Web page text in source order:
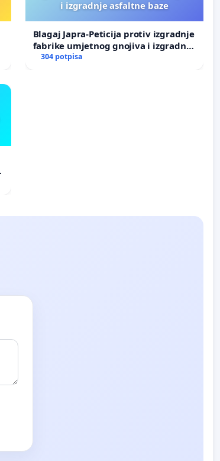
i izgradnje asfaltne baze
Blagaj Japra-Peticija protiv izgradnje
fabrike umjetnog gnojiva i izgradnje
asfaltne baze
304 potpisa